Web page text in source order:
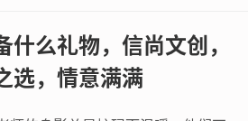
什么礼物，信尚文创，
选，情意满满